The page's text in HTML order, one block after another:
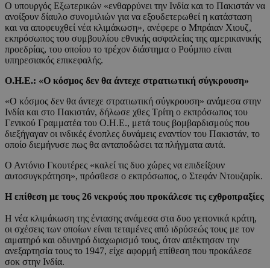
Ο υπουργός Εξωτερικών «ενθαρρύνει την Ινδία και το Πακιστάν να
ανοίξουν δίαυλο συνομιλιών για να εξουδετερωθεί η κατάσταση
και να αποφευχθεί νέα κλιμάκωση», ανέφερε ο Μπράιαν Χιουζ,
εκπρόσωπος του συμβουλίου εθνικής ασφαλείας της αμερικανικής
προεδρίας, του οποίου το τρέχον διάστημα ο Ρούμπιο είναι
υπηρεσιακός επικεφαλής.
Ο.Η.Ε.: «Ο κόσμος δεν θα άντεχε στρατιωτική σύγκρουση»
«Ο κόσμος δεν θα άντεχε στρατιωτική σύγκρουση» ανάμεσα στην
Ινδία και στο Πακιστάν, δήλωσε χθες Τρίτη ο εκπρόσωπος του
Γενικού Γραμματέα του Ο.Η.Ε., μετά τους βομβαρδισμούς που
διεξήγαγαν οι ινδικές ένοπλες δυνάμεις εναντίον του Πακιστάν, το
οποίο διεμήνυσε πως θα ανταποδώσει τα πλήγματα αυτά.
Ο Αντόνιο Γκουτέρες «καλεί τις δυο χώρες να επιδείξουν
αυτοσυγκράτηση», πρόσθεσε ο εκπρόσωπος, ο Στεφάν Ντουζαρίκ.
Η επίθεση με τους 26 νεκρούς που προκάλεσε τις εχθροπραξίες
Η νέα κλιμάκωση της έντασης ανάμεσα στα δυο γειτονικά κράτη,
οι σχέσεις των οποίων είναι τεταμένες από ιδρύσεώς τους με τον
αιματηρό και οδυνηρό διαχωρισμό τους, όταν απέκτησαν την
ανεξαρτησία τους το 1947, είχε αφορμή επίθεση που προκάλεσε
σοκ στην Ινδία.